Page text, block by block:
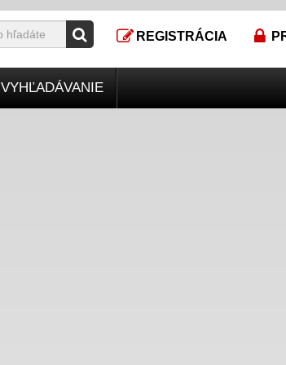
REGISTRÁCIA
VYHĽADÁVANIE